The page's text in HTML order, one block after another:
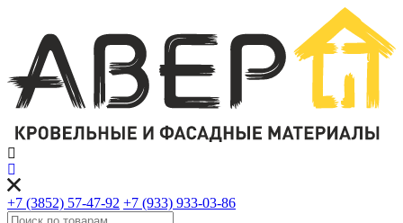
+7 (3852) 57-47-92 +7 (933) 933-03-86